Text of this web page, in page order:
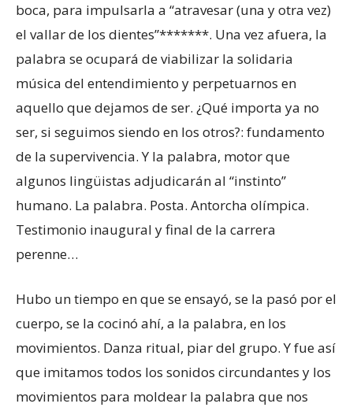
boca, para impulsarla a “atravesar (una y otra vez)
el vallar de los dientes”*******. Una vez afuera, la
palabra se ocupará de viabilizar la solidaria
música del entendimiento y perpetuarnos en
aquello que dejamos de ser. ¿Qué importa ya no
ser, si seguimos siendo en los otros?: fundamento
de la supervivencia. Y la palabra, motor que
algunos lingüistas adjudicarán al “instinto”
humano. La palabra. Posta. Antorcha olímpica.
Testimonio inaugural y final de la carrera
perenne…
Hubo un tiempo en que se ensayó, se la pasó por el
cuerpo, se la cocinó ahí, a la palabra, en los
movimientos. Danza ritual, piar del grupo. Y fue así
que imitamos todos los sonidos circundantes y los
movimientos para moldear la palabra que nos